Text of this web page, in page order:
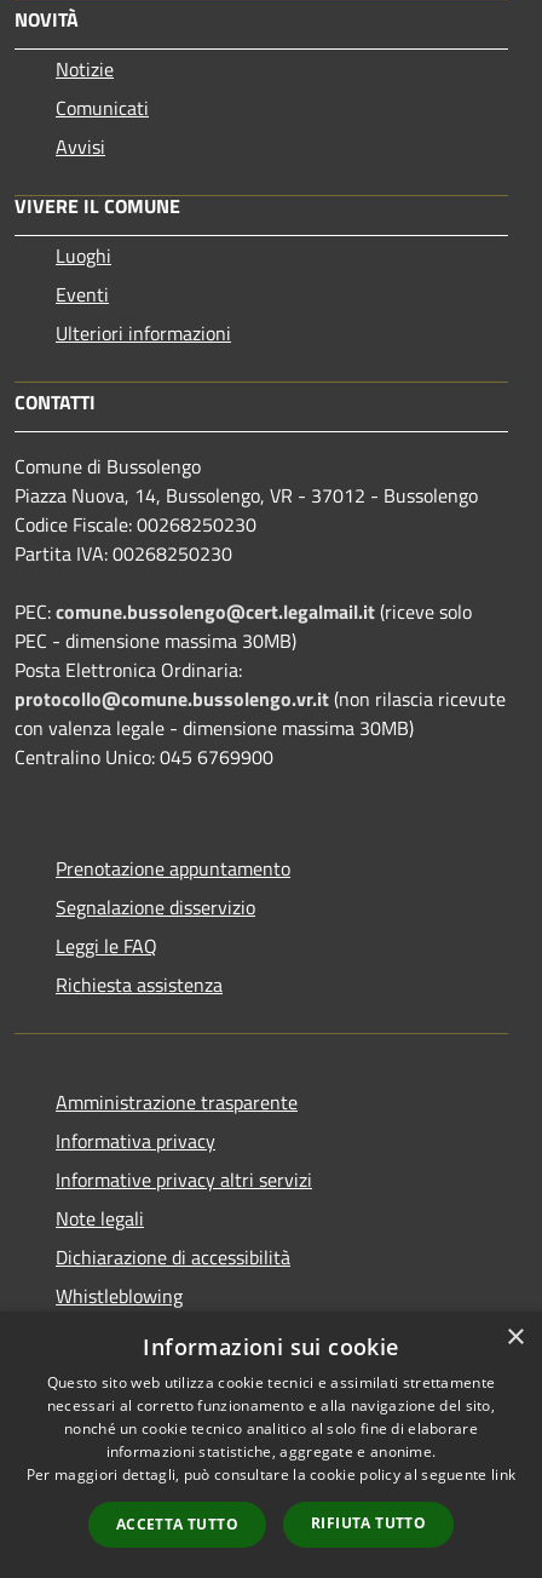
NOVITÀ
Notizie
Comunicati
Avvisi
VIVERE IL COMUNE
Luoghi
Eventi
Ulteriori informazioni
CONTATTI
Comune di Bussolengo
Piazza Nuova, 14, Bussolengo, VR - 37012 - Bussolengo
Codice Fiscale: 00268250230
Partita IVA: 00268250230
PEC:comune.bussolengo@cert.legalmail.it(riceve solo
PEC - dimensione massima 30MB)
Posta Elettronica Ordinaria:
protocollo@comune.bussolengo.vr.it(non rilascia ricevute
con valenza legale - dimensione massima 30MB)
Centralino Unico: 045 6769900
Prenotazione appuntamento
Segnalazione disservizio
Leggi le FAQ
Richiesta assistenza
Amministrazione trasparente
Informativa privacy
Informative privacy altri servizi
Note legali
Dichiarazione di accessibilità
Whistleblowing
RSS
Accessibilità
Privacy
Mappa del sito
Copyright © 2026 • Comune di
Bussolengo • Powered by
Municipium•Accesso
redazione
×
Informazioni sui cookie
Questo sito web utilizza cookie tecnici e assimilati strettamente
necessari al corretto funzionamento e alla navigazione del sito,
nonché un cookie tecnico analitico al solo fine di elaborare
informazioni statistiche, aggregate e anonime.
Per maggiori dettagli, può consultare la cookie policy al seguente link
ACCETTA TUTTO RIFIUTA TUTTO